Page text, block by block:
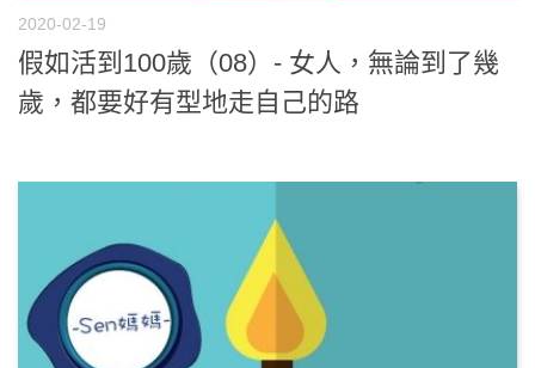
2020-02-19
假如活到100歲（08）- 女人，無論到了幾
歲，都要好有型地走自己的路